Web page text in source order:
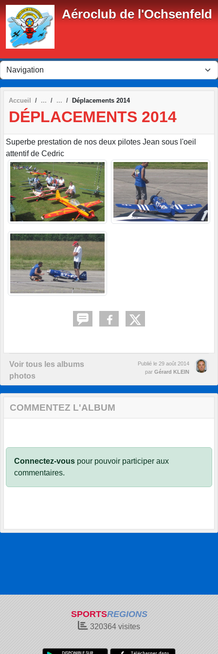
Aéroclub de l'Ochsenfeld
Accueil Déplacements 2014
DÉPLACEMENTS 2014
Superbe prestation de nos deux pilotes Jean sous l'oeil
attentif de Cedric
Voir tous les albums
photos
Publié le 29 août 2014
par Gérard KLEIN
COMMENTEZ L'ALBUM
Connectez-vous pour pouvoir participer aux
commentaires.
SPORTSREGIONS
320364 visites
Panneau de gestion des cookies